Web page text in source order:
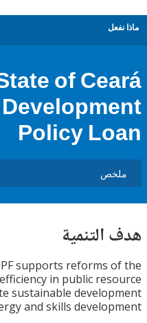
State of
Policy
DPF supports reforms
efficiency in public
sustainable
energy and skills